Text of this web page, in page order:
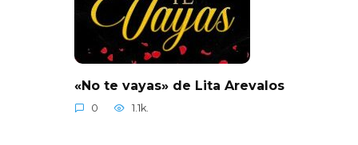
«No te vayas» de Lita Arevalos
0 1.1k.